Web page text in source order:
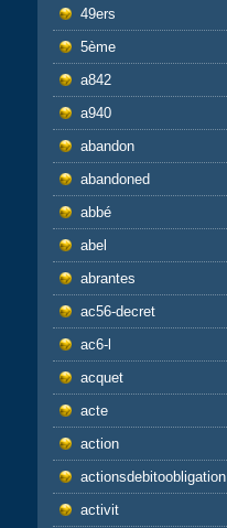
49ers
5ème
a842
a940
abandon
abandoned
abbé
abel
abrantes
ac56-decret
ac6-l
acquet
acte
action
actionsdebitoobligation
activit